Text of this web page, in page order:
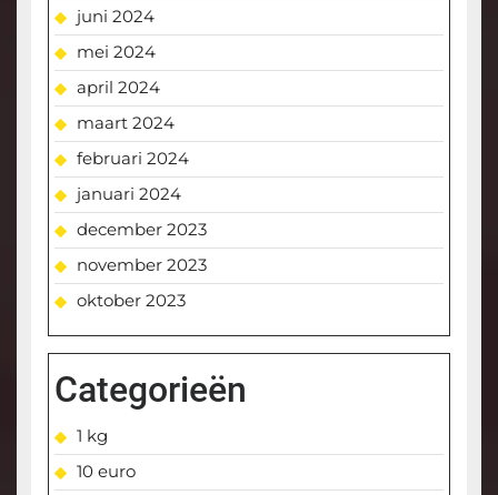
juni 2024
mei 2024
april 2024
maart 2024
februari 2024
januari 2024
december 2023
november 2023
oktober 2023
Categorieën
1 kg
10 euro